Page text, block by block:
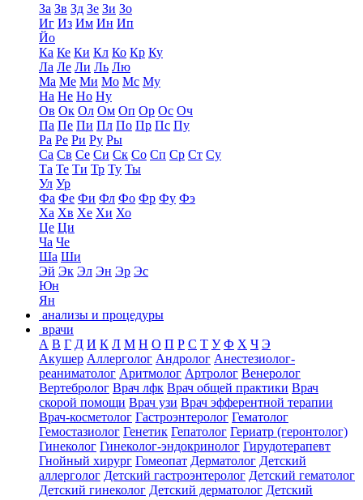
За Зв Зд Зе Зи Зо
Иг Из Им Ин Ип
Йо
Ка Ке Ки Кл Ко Кр Ку
Ла Ле Ли Ль Лю
Ма Ме Ми Мо Мс Му
На Не Но Ну
Ов Ок Ол Ом Оп Ор Ос Оч
Па Пе Пи Пл По Пр Пс Пу
Ра Ре Ри Ру Ры
Са Св Се Си Ск Со Сп Ср Ст Су
Та Те Ти Тр Ту Ты
Ул Ур
Фа Фе Фи Фл Фо Фр Фу Фэ
Ха Хв Хе Хи Хо
Це Ци
Ча Че
Ша Ши
Эй Эк Эл Эн Эр Эс
Юн
Ян
анализы и процедуры
врачи
А В Г Д И К Л М Н О П Р С Т У Ф Х Ч Э
Акушер Аллерголог Андролог Анестезиолог-
реаниматолог Аритмолог Артролог Венеролог
Вертебролог Врач лфк Врач общей практики Врач
скорой помощи Врач узи Врач эфферентной терапии
Врач-косметолог Гастроэнтеролог Гематолог
Гемостазиолог Генетик Гепатолог Гериатр (геронтолог)
Гинеколог Гинеколог-эндокринолог Гирудотерапевт
Гнойный хирург Гомеопат Дерматолог Детский
аллерголог Детский гастроэнтеролог Детский гематолог
Детский гинеколог Детский дерматолог Детский